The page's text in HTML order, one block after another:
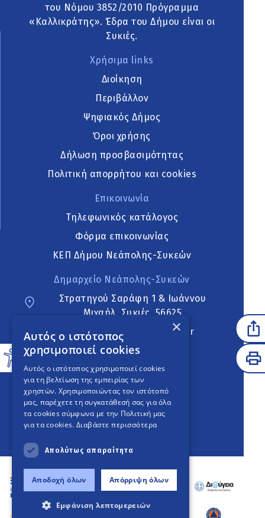
του Νόμου 3852/2010 Πρόγραμμα
«Καλλικράτης». Έδρα του Δήμου είναι οι
Συκιές.
Χρήσιμα links
Διοίκηση
Περιβάλλον
Ψηφιακός Δήμος
Όροι χρήσης
Δήλωση προσβασιμότητας
Πολιτική απορρήτου και cookies
Επικοινωνία
Τηλεφωνικός κατάλογος
Φόρμα επικοινωνίας
ΚΕΠ Δήμου Νεάπολης-Συκεών
Δημαρχείο Νεάπολης-Συκεών
Στρατηγού Σαράφη 1 & Ιωάννου
Μιχαήλ, Συκιές, 56625
neapoli.sykies@ddt.gov.gr
Ακολουθήστε
English Version
An project
×
Αυτός ο ιστότοπος
χρησιμοποιεί cookies
Αυτός ο ιστότοπος χρησιμοποιεί cookies
για τη βελτίωση της εμπειρίας των
χρηστών. Χρησιμοποιώντας τον ιστότοπό
μας, παρέχετε τη συγκατάθεσή σας για όλα
τα cookies σύμφωνα με την Πολιτική μας
για τα cookies. Διαβάστε περισσότερα
Απολύτως απαραίτητα
Αποδοχή όλων Απόρριψη όλων
Εμφάνιση λεπτομερειών